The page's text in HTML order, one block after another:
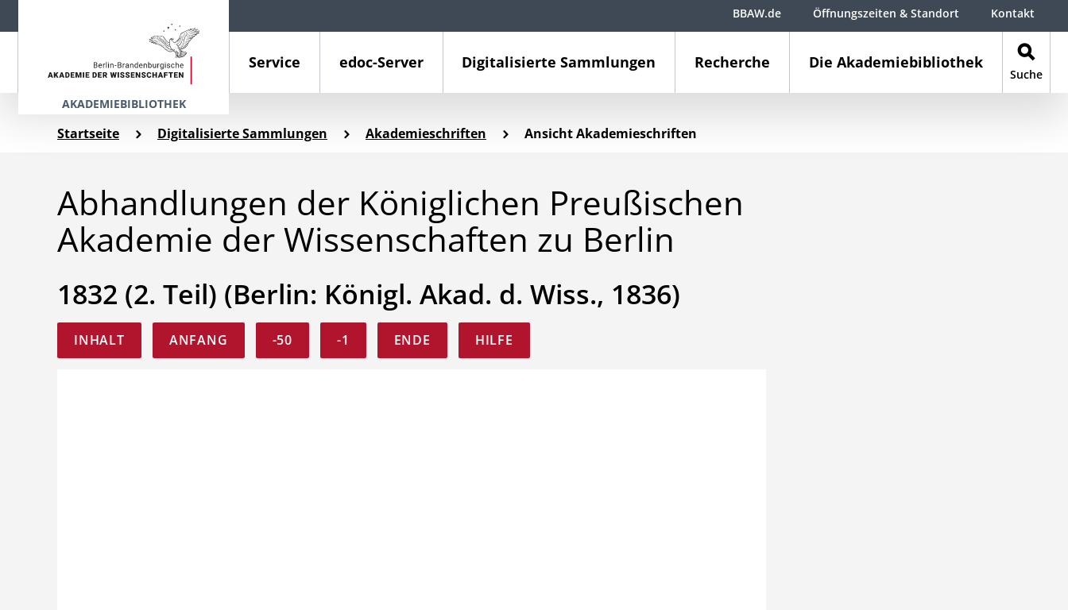
AKADEMIEBIBLIOTHEK
Service edoc-Server Digitalisierte Sammlungen Recherche Die Akademiebibliothek
Suche
BBAW.de Öffnungszeiten & Standort Kontakt
Startseite Digitalisierte Sammlungen Akademieschriften Ansicht Akademieschriften
Abhandlungen der Königlichen Preußischen
Akademie der Wissenschaften zu Berlin
1832 (2. Teil) (Berlin: Königl. Akad. d. Wiss., 1836)
INHALT ANFANG -50 -1 ENDE HILFE